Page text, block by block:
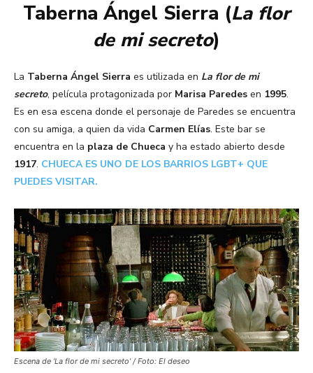
Taberna Ángel Sierra (La flor
de mi secreto)
La Taberna Ángel Sierra es utilizada en La flor de mi
secreto, película protagonizada por Marisa Paredes en 1995.
Es en esa escena donde el personaje de Paredes se encuentra
con su amiga, a quien da vida Carmen Elías. Este bar se
encuentra en la plaza de Chueca y ha estado abierto desde
1917. CHUECA ES UNO DE LOS BARRIOS LGBT+ QUE
PUEDES VISITAR.
Escena de ‘La flor de mi secreto’ / Foto: El deseo